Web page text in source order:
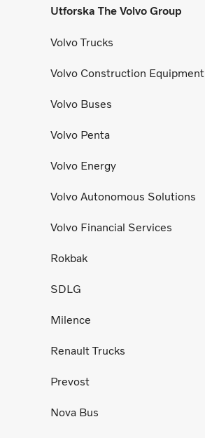
Utforska The Volvo Group
Volvo Trucks
Volvo Construction Equipment
Volvo Buses
Volvo Penta
Volvo Energy
Volvo Autonomous Solutions
Volvo Financial Services
Rokbak
SDLG
Milence
Renault Trucks
Prevost
Nova Bus